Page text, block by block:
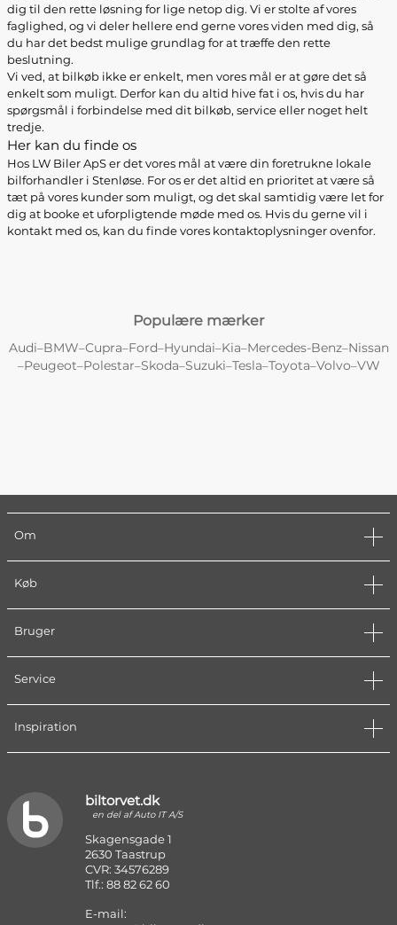
dig til den rette løsning for lige netop dig. Vi er stolte af vores
faglighed, og vi deler hellere end gerne vores viden med dig, så
du har det bedst mulige grundlag for at træffe den rette
beslutning.
Vi ved, at bilkøb ikke er enkelt, men vores mål er at gøre det så
enkelt som muligt. Derfor kan du altid hive fat i os, hvis du har
spørgsmål i forbindelse med dit bilkøb, service eller noget helt
tredje.
Her kan du finde os
Hos LW Biler ApS er det vores mål at være din foretrukne lokale
bilforhandler i Stenløse. For os er det altid en prioritet at være så
tæt på vores kunder som muligt, og det skal samtidig være let for
dig at booke et uforpligtende møde med os. Hvis du gerne vil i
kontakt med os, kan du finde vores kontaktoplysninger ovenfor.
Populære mærker
Audi–BMW–Cupra–Ford–Hyundai–Kia–Mercedes-Benz–Nissan
–Peugeot–Polestar–Skoda–Suzuki–Tesla–Toyota–Volvo–VW
Om
Køb
Bruger
Service
Inspiration
biltorvet.dk
en del af Auto IT A/S
Skagensgade 1
2630 Taastrup
CVR: 34576289
Tlf.: 88 82 62 60
E-mail: